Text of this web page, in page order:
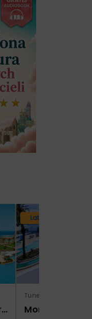
Royal Brayka Beach Resort (ex Zee Brayka)
Lato 2026
Tunezja / Monastir